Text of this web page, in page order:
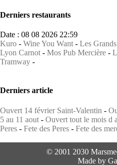
Derniers restaurants
Date : 08 08 2026 22:59
Kuro - Wine You Want - Les
Lyon Carnot - Mos Pub Mercière -
Tramway -
Derniers article
Ouvert 14 février Saint-Valentin -
5 au 11 aout - Ouvert tout le mois d
Peres - Fete des Peres - Fete des
© 2001 2030
Made by